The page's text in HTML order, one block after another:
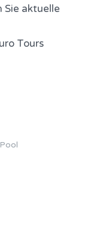
Sie aktuelle
Tours